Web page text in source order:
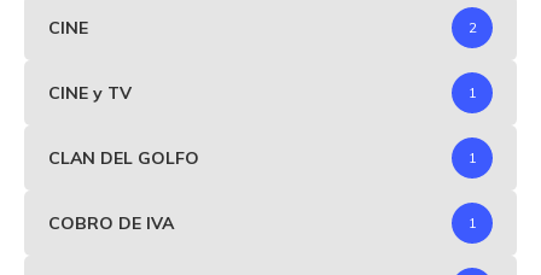
CINE 2
CINE y TV 1
CLAN DEL GOLFO 1
COBRO DE IVA 1